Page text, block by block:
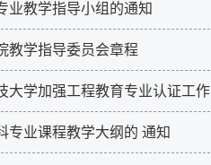
业教学指导小组的通知
教学指导委员会章程
大学加强工程教育专业认证工
专业课程教学大纲的 通知